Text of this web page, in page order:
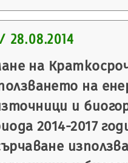
28.08.2014
на
на
и
2014-2017